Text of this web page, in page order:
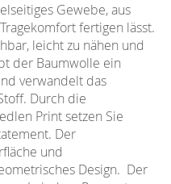
Gewebe, aus
fertigen lässt.
leicht zu nähen und
der Baumwolle ein
verwandelt das
Durch die
Print setzen Sie
Der
und
Design. Der